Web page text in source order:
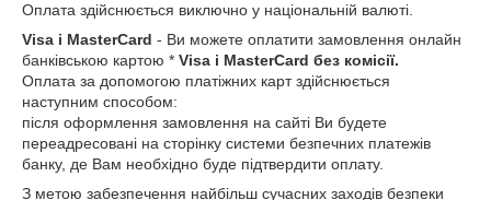
Оплата здійснюється виключно у національній валюті.
Visa і MasterCard - Ви можете оплатити замовлення онлайн
банківською картою * Visa і MasterCard без комісії.
Оплата за допомогою платіжних карт здійснюється
наступним способом:
після оформлення замовлення на сайті Ви будете
переадресовані на сторінку системи безпечних платежів
банку, де Вам необхідно буде підтвердити оплату.
З метою забезпечення найбільш сучасних заходів безпеки